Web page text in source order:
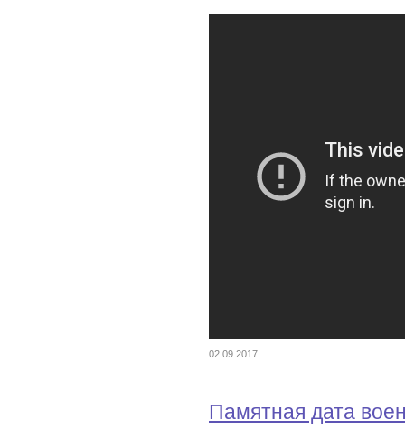
02.09.2017
Памятная дата